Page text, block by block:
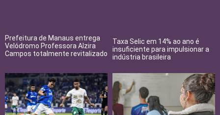
Prefeitura de Manaus entrega
Velódromo Professora Alzira
Campos totalmente revitalizado
Taxa Selic em 14% ao ano é
insuficiente para impulsionar a
indústria brasileira